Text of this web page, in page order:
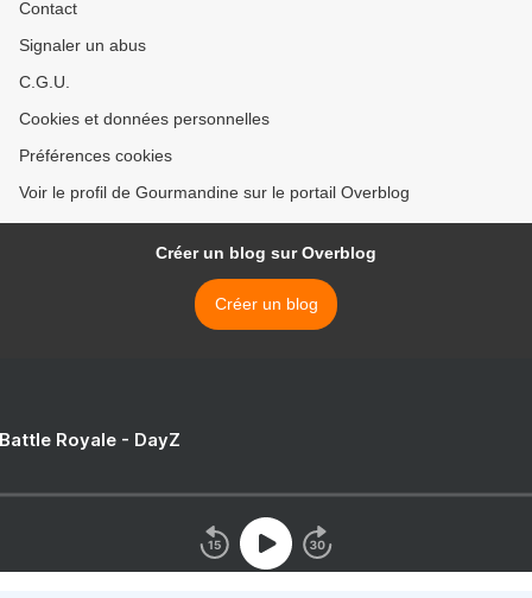
Contact
Signaler un abus
C.G.U.
Cookies et données personnelles
Préférences cookies
Voir le profil de Gourmandine sur le portail Overblog
Créer un blog sur Overblog
Créer un blog
Royale - DayZ